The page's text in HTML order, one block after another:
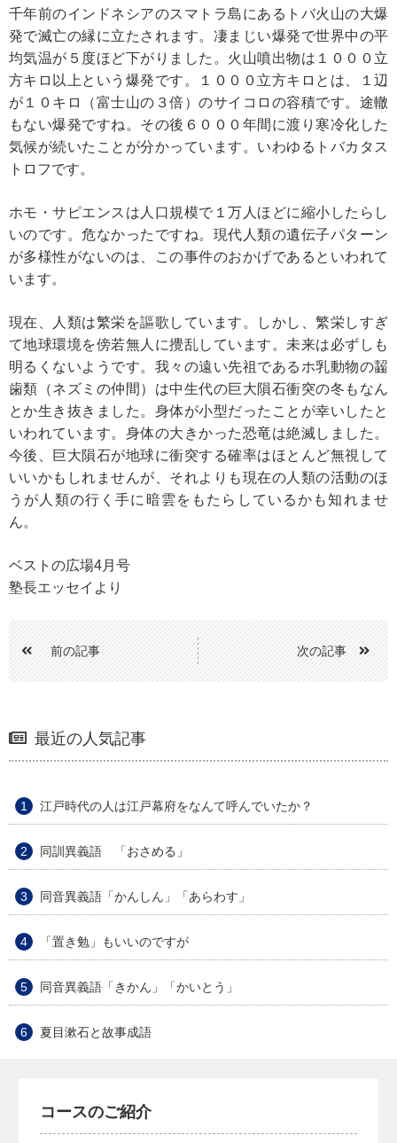
千年前のインドネシアのスマトラ島にあるトバ火山の大爆
発で滅亡の縁に立たされます。凄まじい爆発で世界中の平
均気温が５度ほど下がりました。火山噴出物は１０００立
方キロ以上という爆発です。１０００立方キロとは、１辺
が１０キロ（富士山の３倍）のサイコロの容積です。途轍
もない爆発ですね。その後６０００年間に渡り寒冷化した
気候が続いたことが分かっています。いわゆるトバカタス
トロフです。
ホモ・サピエンスは人口規模で１万人ほどに縮小したらし
いのです。危なかったですね。現代人類の遺伝子パターン
が多様性がないのは、この事件のおかげであるといわれて
います。
現在、人類は繁栄を謳歌しています。しかし、繁栄しすぎ
て地球環境を傍若無人に攪乱しています。未来は必ずしも
明るくないようです。我々の遠い先祖であるホ乳動物の齧
歯類（ネズミの仲間）は中生代の巨大隕石衝突の冬もなん
とか生き抜きました。身体が小型だったことが幸いしたと
いわれています。身体の大きかった恐竜は絶滅しました。
今後、巨大隕石が地球に衝突する確率はほとんど無視して
いいかもしれませんが、それよりも現在の人類の活動のほ
うが人類の行く手に暗雲をもたらしているかも知れませ
ん。
ベストの広場4月号
塾長エッセイより
前の記事 次の記事
最近の人気記事
江戸時代の人は江戸幕府をなんて呼んでいたか？
同訓異義語 「おさめる」
同音異義語「かんしん」「あらわす」
「置き勉」もいいのですが
同音異義語「きかん」「かいとう」
夏目漱石と故事成語
コースのご紹介